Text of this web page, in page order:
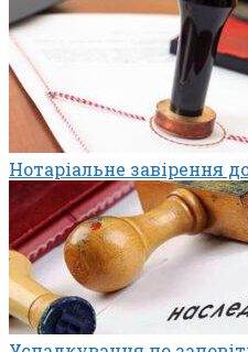
Нотаріальне завірення